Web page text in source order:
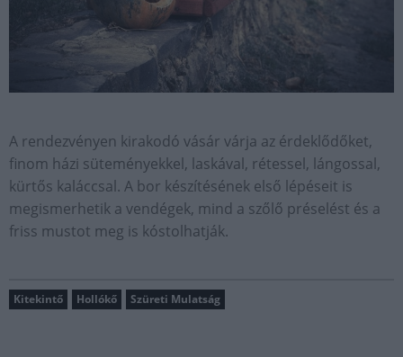
A rendezvényen kirakodó vásár várja az érdeklődőket,
finom házi süteményekkel, laskával, rétessel, lángossal,
kürtős kaláccsal. A bor készítésének első lépéseit is
megismerhetik a vendégek, mind a szőlő préselést és a
friss mustot meg is kóstolhatják.
Kitekintő Hollókő Szüreti Mulatság